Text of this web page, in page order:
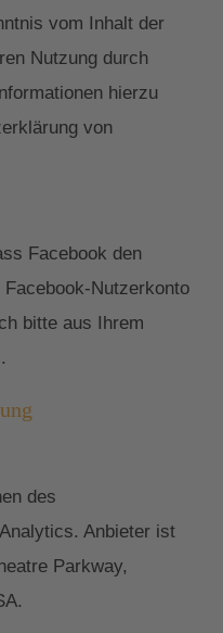
vom Inhalt der
Nutzung durch
hierzu
von
Facebook den
Nutzerkonto
bitte aus Ihrem
des
Anbieter ist
Parkway,